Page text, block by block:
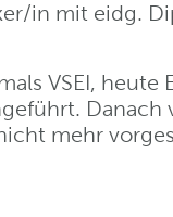
in mit eidg.
VSEI, heute
Danach
mehr